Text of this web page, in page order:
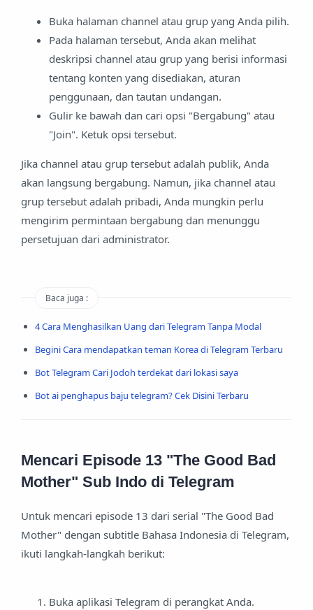
Buka halaman channel atau grup yang Anda pilih.
Pada halaman tersebut, Anda akan melihat
deskripsi channel atau grup yang berisi informasi
tentang konten yang disediakan, aturan
penggunaan, dan tautan undangan.
Gulir ke bawah dan cari opsi "Bergabung" atau
"Join". Ketuk opsi tersebut.
Jika channel atau grup tersebut adalah publik, Anda
akan langsung bergabung. Namun, jika channel atau
grup tersebut adalah pribadi, Anda mungkin perlu
mengirim permintaan bergabung dan menunggu
persetujuan dari administrator.
Baca juga :
4 Cara Menghasilkan Uang dari Telegram Tanpa Modal
Begini Cara mendapatkan teman Korea di Telegram Terbaru
Bot Telegram Cari Jodoh terdekat dari lokasi saya
Bot ai penghapus baju telegram? Cek Disini Terbaru
Mencari Episode 13 "The Good Bad
Mother" Sub Indo di Telegram
Untuk mencari episode 13 dari serial "The Good Bad
Mother" dengan subtitle Bahasa Indonesia di Telegram,
ikuti langkah-langkah berikut:
Buka aplikasi Telegram di perangkat Anda.